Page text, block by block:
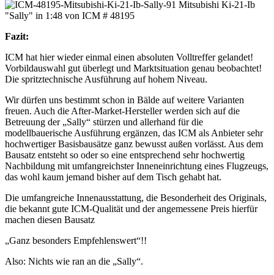
Fazit:
ICM hat hier wieder einmal einen absoluten Volltreffer gelandet!
Vorbildauswahl gut überlegt und Marktsituation genau beobachtet!
Die spritztechnische Ausführung auf hohem Niveau.
Wir dürfen uns bestimmt schon in Bälde auf weitere Varianten
freuen. Auch die After-Market-Hersteller werden sich auf die
Betreuung der „Sally“ stürzen und allerhand für die
modellbauerische Ausführung ergänzen, das ICM als Anbieter sehr
hochwertiger Basisbausätze ganz bewusst außen vorlässt. Aus dem
Bausatz entsteht so oder so eine entsprechend sehr hochwertig
Nachbildung mit umfangreichster Inneneinrichtung eines Flugzeugs,
das wohl kaum jemand bisher auf dem Tisch gehabt hat.
Die umfangreiche Innenausstattung, die Besonderheit des Originals,
die bekannt gute ICM-Qualität und der angemessene Preis hierfür
machen diesen Bausatz
„Ganz besonders Empfehlenswert“!!
Also: Nichts wie ran an die „Sally“.